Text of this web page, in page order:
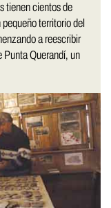
tienen cientos de
territorio del
a reescribir
Punta Querandí, un